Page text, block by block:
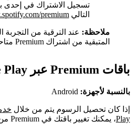
التالي premium
ملاحظة: عند الترقية من التجربة
المتبقية من اشتراك Premium متاحة لك.
باقات Premium عبر Google Play
بالنسبة لأجهزة:
إذا كان تحصيل الرسوم يتم من خلال
Play، يمكنك تغيير باقتك في Premium من خلال تطبيق Spotify فقط.